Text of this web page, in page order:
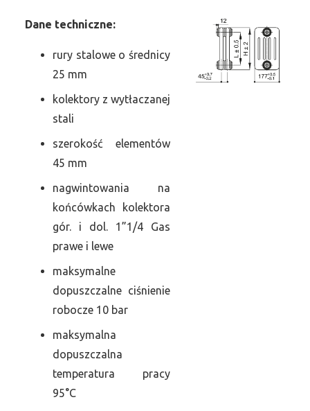
Dane techniczne:
rury stalowe o średnicy
25 mm
kolektory z wytłaczanej
stali
szerokość elementów
45 mm
nagwintowania na
końcówkach kolektora
gór. i dol. 1”1/4 Gas
prawe i lewe
maksymalne
dopuszczalne ciśnienie
robocze 10 bar
maksymalna
dopuszczalna
temperatura pracy
95°C